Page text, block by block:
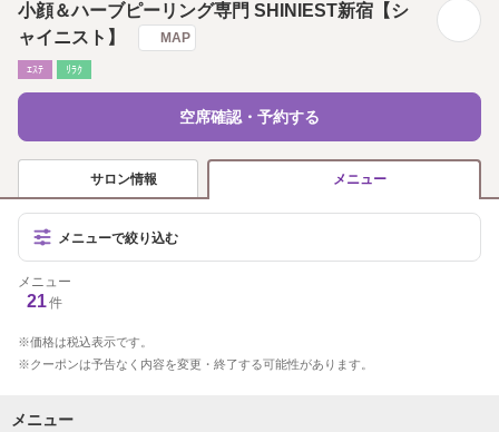
小顔＆ハーブピーリング専門 SHINIEST新宿【シ
ャイニスト】
MAP
ｴｽﾃ ﾘﾗｸ
空席確認・予約する
サロン情報 メニュー
メニューで絞り込む
メニュー
21件
価格は税込表示です。
クーポンは予告なく内容を変更・終了する可能性があります。
メニュー